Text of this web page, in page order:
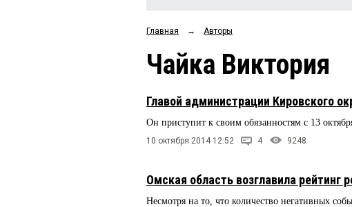
Главная → Авторы
Чайка Виктория
Главой администрации Кировского
Он приступит к своим обязанностям с 13
10 октября 2014 12:52 4 9248
Омская область возглавила рейтинг
Несмотря на то, что количество негативных